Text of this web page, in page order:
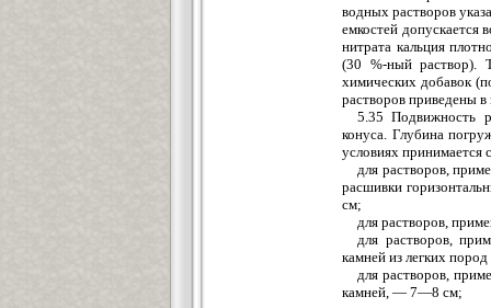
водных растворов
емкостей допускается
нитрата кальция
(30 %-ный раствор).
химических добавок
растворов приведены
5.35 Подвижность
конуса. Глубина
условиях принимается
для растворов,
расшивки
см;
для растворов,
для растворов,
камней из легких
для растворов,
камней, — 7—8 см;